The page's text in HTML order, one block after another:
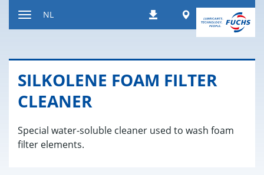
inhoud
DownloadsWorldwide
NL
SIL­KO­LE­NE FOAM FIL­TER
CLEA­NER
Special water-soluble cleaner used to wash foam
filter elements.